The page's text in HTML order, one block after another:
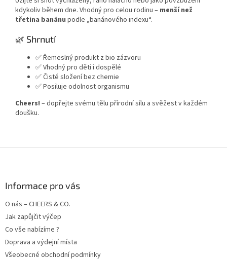
kdykoliv během dne. Vhodný pro celou rodinu – menší než
třetina banánu podle „banánového indexu“.
🌿 Shrnutí
✅ Řemeslný produkt z bio zázvoru
✅ Vhodný pro děti i dospělé
✅ Čisté složení bez chemie
✅ Posiluje odolnost organismu
Cheers! – dopřejte svému tělu přírodní sílu a svěžest v každém
doušku.
Informace pro vás
O nás – CHEERS & CO.
Jak zapůjčit výčep
Co vše nabízíme ?
Doprava a výdejní místa
Všeobecné obchodní podmínky